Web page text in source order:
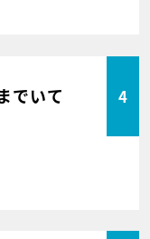
でいて 4